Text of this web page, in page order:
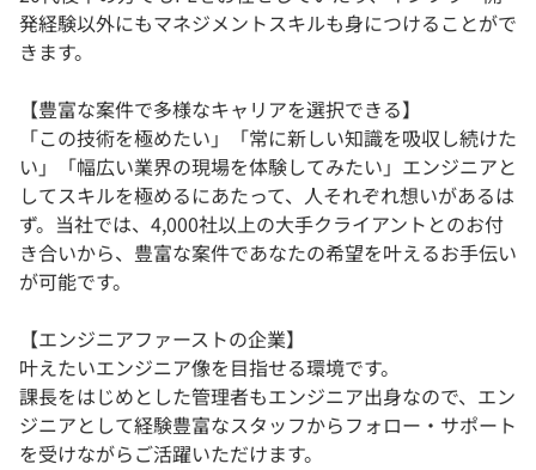
発経験以外にもマネジメントスキルも身につけることがで
きます。
【豊富な案件で多様なキャリアを選択できる】
「この技術を極めたい」「常に新しい知識を吸収し続けた
い」「幅広い業界の現場を体験してみたい」エンジニアと
してスキルを極めるにあたって、人それぞれ想いがあるは
ず。当社では、4,000社以上の大手クライアントとのお付
き合いから、豊富な案件であなたの希望を叶えるお手伝い
が可能です。
【エンジニアファーストの企業】
叶えたいエンジニア像を目指せる環境です。
課長をはじめとした管理者もエンジニア出身なので、エン
ジニアとして経験豊富なスタッフからフォロー・サポート
を受けながらご活躍いただけます。